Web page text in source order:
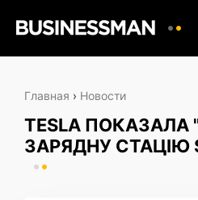
Главная › Новости
TESLA ПОКАЗАЛА
ЗАРЯДНУ СТАЦІЮ